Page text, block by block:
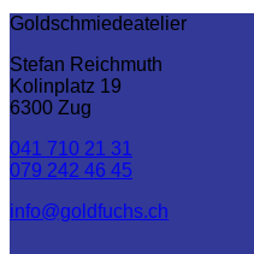
Goldschmiedeatelier
Stefan Reichmuth
Kolinplatz 19
6300 Zug
041 710 21 31
079 242 46 45
info@goldfuchs.ch